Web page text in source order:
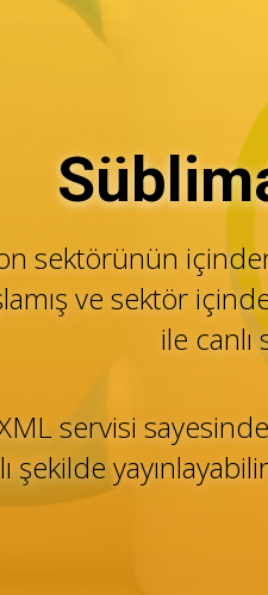
sektörünün
ve sektör
ile canlı
servisi
şekilde